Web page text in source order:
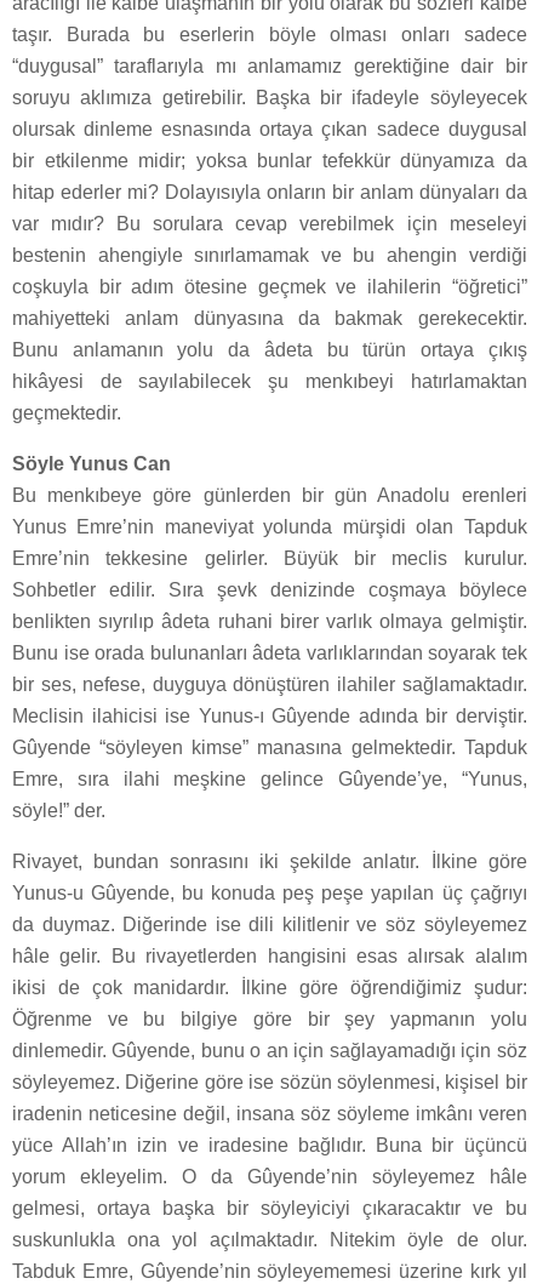
taşır. Burada bu eserlerin böyle olması onları sadece
“duygusal” taraflarıyla mı anlamamız gerektiğine dair bir
soruyu aklımıza getirebilir. Başka bir ifadeyle söyleyecek
olursak dinleme esnasında ortaya çıkan sadece duygusal
bir etkilenme midir; yoksa bunlar tefekkür dünyamıza da
hitap ederler mi? Dolayısıyla onların bir anlam dünyaları da
var mıdır? Bu sorulara cevap verebilmek için meseleyi
bestenin ahengiyle sınırlamamak ve bu ahengin verdiği
coşkuyla bir adım ötesine geçmek ve ilahilerin “öğretici”
mahiyetteki anlam dünyasına da bakmak gerekecektir.
Bunu anlamanın yolu da âdeta bu türün ortaya çıkış
hikâyesi de sayılabilecek şu menkıbeyi hatırlamaktan
geçmektedir.
Söyle Yunus Can
Bu menkıbeye göre günlerden bir gün Anadolu erenleri
Yunus Emre’nin maneviyat yolunda mürşidi olan Tapduk
Emre’nin tekkesine gelirler. Büyük bir meclis kurulur.
Sohbetler edilir. Sıra şevk denizinde coşmaya böylece
benlikten sıyrılıp âdeta ruhani birer varlık olmaya gelmiştir.
Bunu ise orada bulunanları âdeta varlıklarından soyarak tek
bir ses, nefese, duyguya dönüştüren ilahiler sağlamaktadır.
Meclisin ilahicisi ise Yunus-ı Gûyende adında bir derviştir.
Gûyende “söyleyen kimse” manasına gelmektedir. Tapduk
Emre, sıra ilahi meşkine gelince Gûyende’ye, “Yunus,
söyle!” der.
Rivayet, bundan sonrasını iki şekilde anlatır. İlkine göre
Yunus-u Gûyende, bu konuda peş peşe yapılan üç çağrıyı
da duymaz. Diğerinde ise dili kilitlenir ve söz söyleyemez
hâle gelir. Bu rivayetlerden hangisini esas alırsak alalım
ikisi de çok manidardır. İlkine göre öğrendiğimiz şudur:
Öğrenme ve bu bilgiye göre bir şey yapmanın yolu
dinlemedir. Gûyende, bunu o an için sağlayamadığı için söz
söyleyemez. Diğerine göre ise sözün söylenmesi, kişisel bir
iradenin neticesine değil, insana söz söyleme imkânı veren
yüce Allah’ın izin ve iradesine bağlıdır. Buna bir üçüncü
yorum ekleyelim. O da Gûyende’nin söyleyemez hâle
gelmesi, ortaya başka bir söyleyiciyi çıkaracaktır ve bu
suskunlukla ona yol açılmaktadır. Nitekim öyle de olur.
Tabduk Emre, Gûyende’nin söyleyememesi üzerine kırk yıl